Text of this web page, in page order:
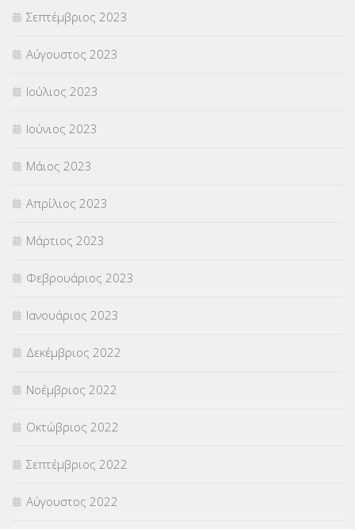
Σεπτέμβριος 2023
Αύγουστος 2023
Ιούλιος 2023
Ιούνιος 2023
Μάιος 2023
Απρίλιος 2023
Μάρτιος 2023
Φεβρουάριος 2023
Ιανουάριος 2023
Δεκέμβριος 2022
Νοέμβριος 2022
Οκτώβριος 2022
Σεπτέμβριος 2022
Αύγουστος 2022